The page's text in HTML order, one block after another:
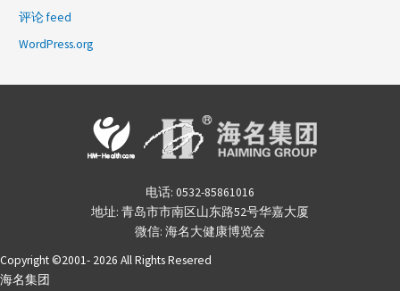
评论 feed
WordPress.org
电话: 0532-85861016
地址: 青岛市市南区山东路52号华嘉大厦
微信: 海名大健康博览会
Copyright ©2001- 2026 All Rights Resered
海名集团